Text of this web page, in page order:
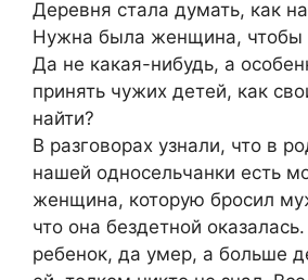
Деревня стала думать, как
Нужна была женщина, чтобы
Да не какая-нибудь, а
принять чужих детей, как
найти?
В разговорах узнали, что в
нашей односельчанки есть
женщина, которую бросил
что она бездетной
ребенок, да умер, а больше